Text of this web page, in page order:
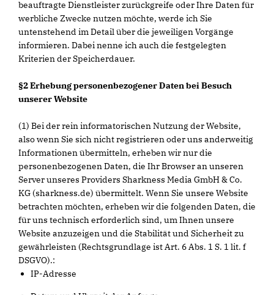
beauftragte Dienstleister zurückgreife oder Ihre Daten für
werbliche Zwecke nutzen möchte, werde ich Sie
untenstehend im Detail über die jeweiligen Vorgänge
informieren. Dabei nenne ich auch die festgelegten
Kriterien der Speicherdauer.
§2 Erhebung personenbezogener Daten bei Besuch
unserer Website
(1) Bei der rein informatorischen Nutzung der Website,
also wenn Sie sich nicht registrieren oder uns anderweitig
Informationen übermitteln, erheben wir nur die
personenbezogenen Daten, die Ihr Browser an unseren
Server unseres Providers Sharkness Media GmbH & Co.
KG (sharkness.de) übermittelt. Wenn Sie unsere Website
betrachten möchten, erheben wir die folgenden Daten, die
für uns technisch erforderlich sind, um Ihnen unsere
Website anzuzeigen und die Stabilität und Sicherheit zu
gewährleisten (Rechtsgrundlage ist Art. 6 Abs. 1 S. 1 lit. f
DSGVO).:
IP-Adresse